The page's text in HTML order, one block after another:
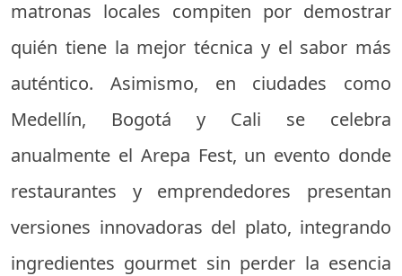
matronas locales compiten por demostrar
quién tiene la mejor técnica y el sabor más
auténtico. Asimismo, en ciudades como
Medellín, Bogotá y Cali se celebra
anualmente el Arepa Fest, un evento donde
restaurantes y emprendedores presentan
versiones innovadoras del plato, integrando
ingredientes gourmet sin perder la esencia